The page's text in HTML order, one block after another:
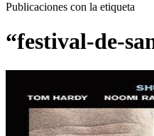
Publicaciones con la etiqueta
“festival-de-